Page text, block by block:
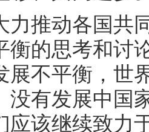
推动各国共同
衡的思考和讨
展不平衡，世
没有发展中国
应该继续致力